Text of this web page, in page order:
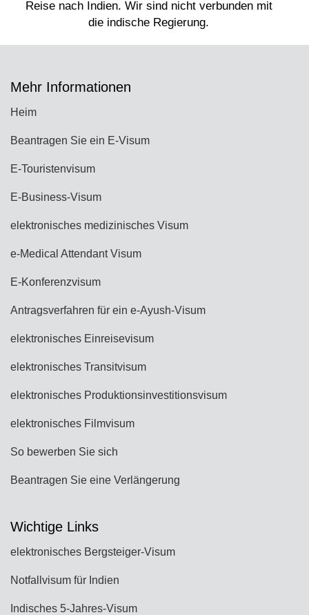
Mehr Informationen
Heim
Beantragen Sie ein E-Visum
E-Touristenvisum
E-Business-Visum
elektronisches medizinisches Visum
e-Medical Attendant Visum
E-Konferenzvisum
Antragsverfahren für ein e-Ayush-Visum
elektronisches Einreisevisum
elektronisches Transitvisum
elektronisches Produktionsinvestitionsvisum
elektronisches Filmvisum
So bewerben Sie sich
Beantragen Sie eine Verlängerung
Wichtige Links
elektronisches Bergsteiger-Visum
Notfallvisum für Indien
Indisches 5-Jahres-Visum